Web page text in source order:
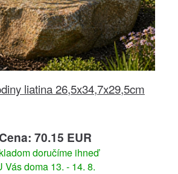
liatina 26,5x34,7x29,5cm
Cena: 70.15 EUR
doručíme ihneď
Vás doma 13. - 14. 8.